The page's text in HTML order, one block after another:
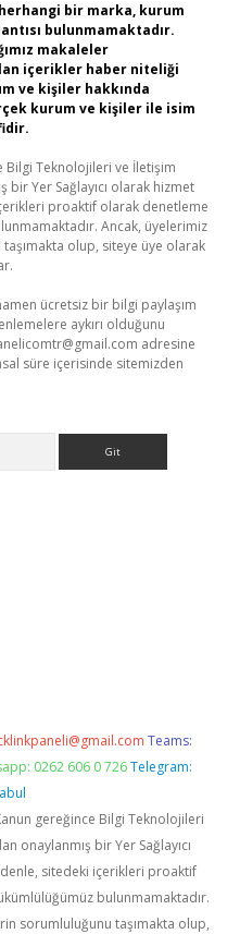
bir marka, kurum
bulunmamaktadır.
makaleler
içerikler haber niteliği
ve kişiler hakkında
kurum ve kişiler ile isim
Bilgi Teknolojileri ve İletişim
bir Yer Sağlayıcı olarak hizmet
proaktif olarak denetleme
Ancak, üyelerimiz
olup, siteye üye olarak
ücretsiz bir bilgi paylaşım
aykırı olduğunu
adresine
süre içerisinde sitemizden
Teams:
0262 606 0 726 Telegram:
gereğince Bilgi Teknolojileri
onaylanmış bir Yer Sağlayıcı
sitedeki içerikleri proaktif
bulunmamaktadır.
sorumluluğunu taşımakta olup,